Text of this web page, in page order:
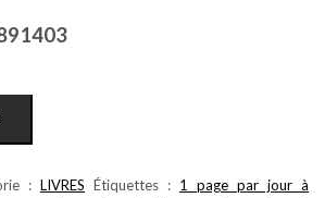
: LIVRES Étiquettes : 1 page par jour à